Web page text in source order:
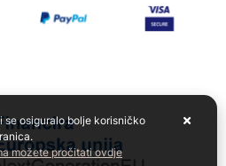
osiguralo bolje korisničko
možete pročitati ovdje